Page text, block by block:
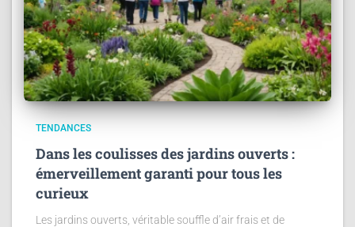
TENDANCES
Dans les coulisses des jardins ouverts :
émerveillement garanti pour tous les
curieux
Les jardins ouverts, véritable souffle d’air frais et de